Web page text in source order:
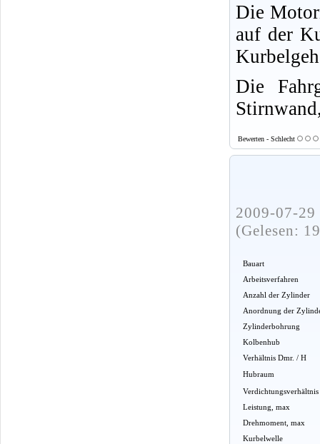
Die
auf der
Die
Bewerten - Schlecht
2009-07-
(Gelesen:
Bauart
Arbeitsverfahren
Anzahl der Zylinder
Anordnung der
Zylinderbohrung
Kolbenhub
Verhältnis Dmr. / H
Hubraum
Verdichtungsverhältnis
Leistung, max
Drehmoment, max
Kurbelwelle